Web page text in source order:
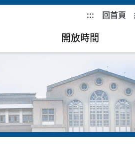
::: 回首頁
開放時間